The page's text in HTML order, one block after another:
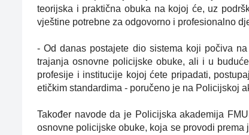
teorijska i praktična obuka na kojoj će, uz
vještine potrebne za odgovorno i profesionalno
- Od danas postajete dio sistema koji počiva
trajanja osnovne policijske obuke, ali i u
profesije i institucije kojoj ćete pripadati,
etičkim standardima - poručeno je na Policijskoj
Također navode da je Policijska akademija
osnovne policijske obuke, koja se provodi